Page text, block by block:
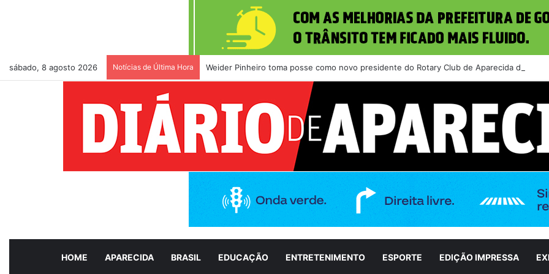
sábado, 8 agosto 2026 Notícias de Última Hora Weider Pinheiro toma posse como novo presidente do Rotary Club de Aparecida de
HOME APARECIDA BRASIL EDUCAÇÃO ENTRETENIMENTO ESPORTE EDIÇÃO IMPRESSA